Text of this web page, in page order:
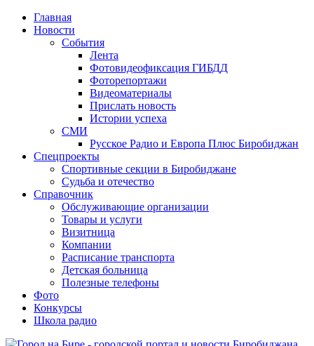
Главная
Новости
События
Лента
Фотовидеофиксация ГИБДД
Фоторепортажи
Видеоматериалы
Прислать новость
Истории успеха
СМИ
Русское Радио и Европа Плюс Биробиджан
Спецпроекты
Спортивные секции в Биробиджане
Судьба и отечество
Справочник
Обслуживающие организации
Товары и услуги
Визитница
Компании
Расписание транспорта
Детская больница
Полезные телефоны
Фото
Конкурсы
Школа радио